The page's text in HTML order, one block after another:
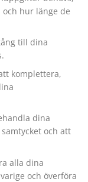
hur länge de
till dina
komplettera,
dina
och att
alla dina
och överföra